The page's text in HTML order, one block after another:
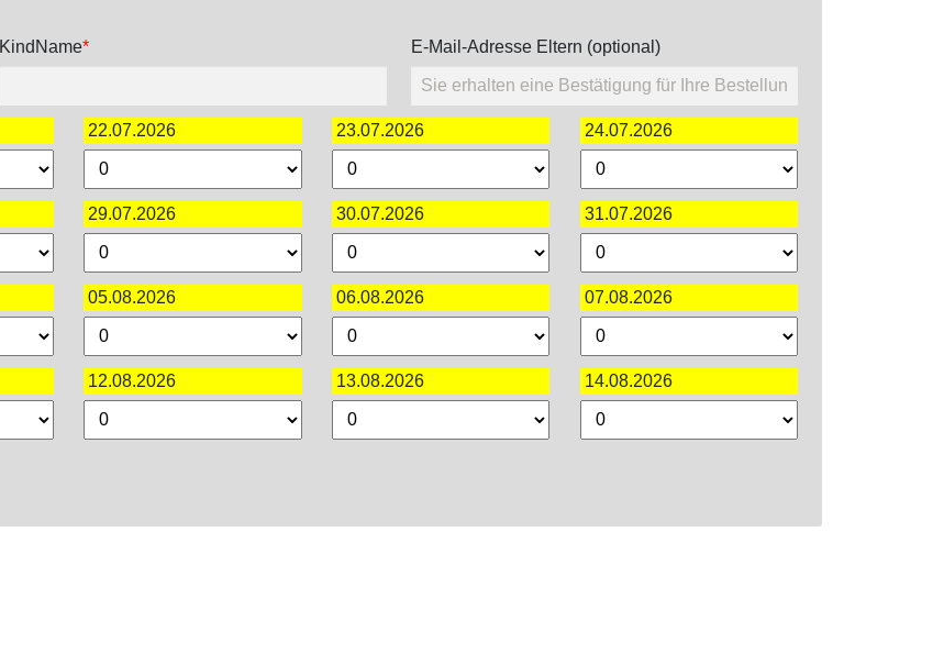
KindName* E-Mail-Adresse Eltern (optional)
22.07.2026 23.07.2026 24.07.2026
29.07.2026 30.07.2026 31.07.2026
05.08.2026 06.08.2026 07.08.2026
12.08.2026 13.08.2026 14.08.2026